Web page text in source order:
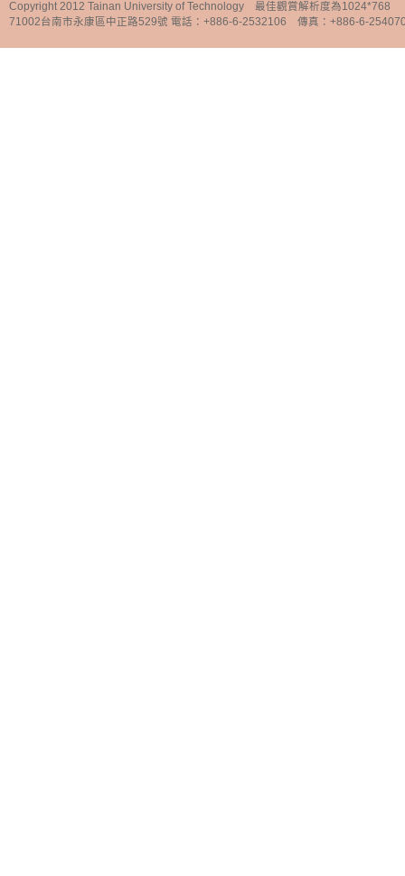
Copyright 2012 Tainan University of Technology 最佳觀賞解析度為1024*768
71002台南市永康區中正路529號 電話：+886-6-2532106 傳真：+886-6-